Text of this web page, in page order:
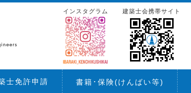
建築士会携帯サイト
インスタグラム
士免許申請 書籍･保険(けんばい等)